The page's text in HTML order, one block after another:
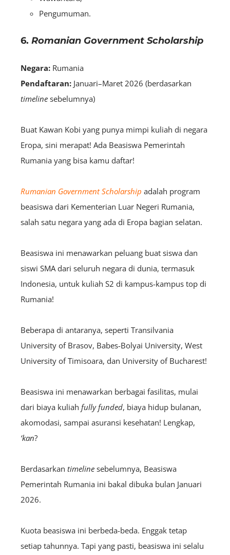
Pengumuman.
6. Romanian Government Scholarship
Negara: Rumania
Pendaftaran: Januari–Maret 2026 (berdasarkan
timeline sebelumnya)
Buat Kawan Kobi yang punya mimpi kuliah di negara
Eropa, sini merapat! Ada Beasiswa Pemerintah
Rumania yang bisa kamu daftar!
Rumanian Government Scholarship adalah program
beasiswa dari Kementerian Luar Negeri Rumania,
salah satu negara yang ada di Eropa bagian selatan.
Beasiswa ini menawarkan peluang buat siswa dan
siswi SMA dari seluruh negara di dunia, termasuk
Indonesia, untuk kuliah S2 di kampus-kampus top di
Rumania!
Beberapa di antaranya, seperti Transilvania
University of Brasov, Babes-Bolyai University, West
University of Timisoara, dan University of Bucharest!
Beasiswa ini menawarkan berbagai fasilitas, mulai
dari biaya kuliah fully funded, biaya hidup bulanan,
akomodasi, sampai asuransi kesehatan! Lengkap,
‘kan?
Berdasarkan timeline sebelumnya, Beasiswa
Pemerintah Rumania ini bakal dibuka bulan Januari
2026.
Kuota beasiswa ini berbeda-beda. Enggak tetap
setiap tahunnya. Tapi yang pasti, beasiswa ini selalu